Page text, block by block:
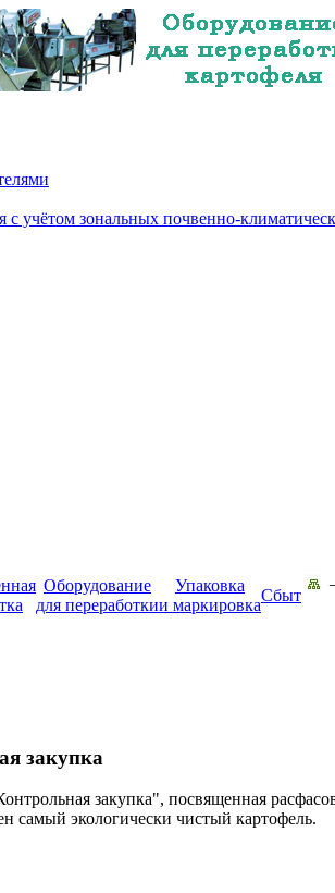
с учётом зональных почвенно-
Оборудование
для переработки
Упаковка
и маркировка
Сбыт
закупка
закупка", посвященная
самый экологически чистый картофель.